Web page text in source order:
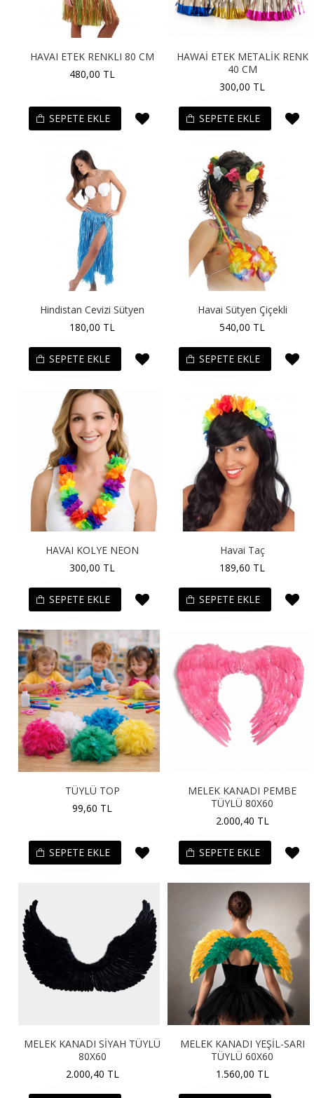
HAVAI ETEK RENKLI 80 CM
480,00 TL
SEPETE EKLE
HAWAİ ETEK METALİK RENK
40 CM
300,00 TL
SEPETE EKLE
Hindistan Cevizi Sütyen
180,00 TL
SEPETE EKLE
Havai Sütyen Çiçekli
540,00 TL
SEPETE EKLE
HAVAI KOLYE NEON
300,00 TL
SEPETE EKLE
Havai Taç
189,60 TL
SEPETE EKLE
TÜYLÜ TOP
99,60 TL
SEPETE EKLE
MELEK KANADI PEMBE
TÜYLÜ 80X60
2.000,40 TL
SEPETE EKLE
MELEK KANADI SİYAH TÜYLÜ
80X60
2.000,40 TL
MELEK KANADI YEŞİL-SARI
TÜYLÜ 60X60
1.560,00 TL